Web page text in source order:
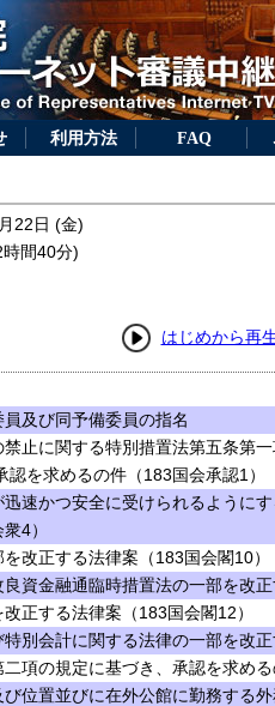
利用方法 FAQ
22日 (金)
間40分)
はじめから再
及び同予備委員の指名
止に関する特別措置法第五条第
認を求めるの件（183国会承認1）
速かつ安全に受けられるように
4）
改正する法律案（183国会閣10）
資金融通臨時措置法の一部を改
正する法律案（183国会閣12）
別会計に関する法律の一部を改
項の規定に基づき、承認を求め
位置並びに在外公館に勤務する